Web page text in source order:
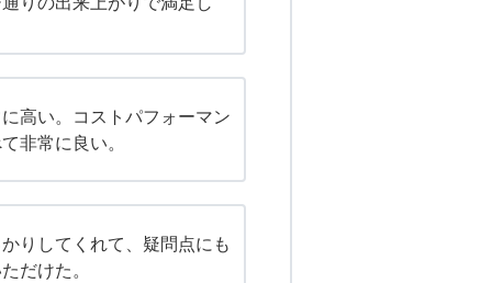
高い。コストパフォーマン
非常に良い。
りしてくれて、疑問点にも
だけた。